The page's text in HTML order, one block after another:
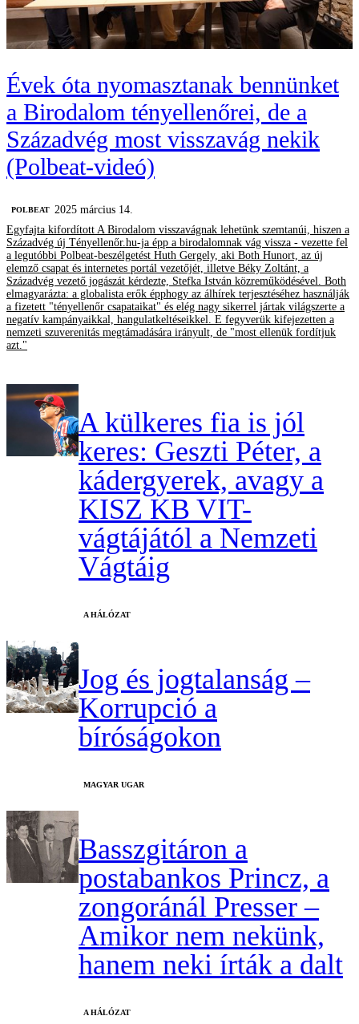
Évek óta nyomasztanak bennünket
a Birodalom tényellenőrei, de a
Századvég most visszavág nekik
(Polbeat-videó)
‎POLBEAT 2025 március 14.
Egyfajta kifordított A Birodalom visszavágnak lehetünk szemtanúi, hiszen a
Századvég új Tényellenőr.hu-ja épp a birodalomnak vág vissza - vezette fel
a legutóbbi Polbeat-beszélgetést Huth Gergely, aki Both Hunort, az új
elemző csapat és internetes portál vezetőjét, illetve Béky Zoltánt, a
Századvég vezető jogászát kérdezte, Stefka István közreműködésével. Both
elmagyarázta: a globalista erők épphogy az álhírek terjesztéséhez használják
a fizetett "tényellenőr csapataikat" és elég nagy sikerrel jártak világszerte a
negatív kampányaikkal, hangulatkeltéseikkel. E fegyverük kifejezetten a
nemzeti szuverenitás megtámadására irányult, de "most ellenük fordítjuk
azt."
A külkeres fia is jól
keres: Geszti Péter, a
kádergyerek, avagy a
KISZ KB VIT-
vágtájától a Nemzeti
Vágtáig
A HÁLÓZAT
Jog és jogtalanság –
Korrupció a
bíróságokon
MAGYAR UGAR
Basszgitáron a
postabankos Princz, a
zongoránál Presser –
Amikor nem nekünk,
hanem neki írták a dalt
A HÁLÓZAT